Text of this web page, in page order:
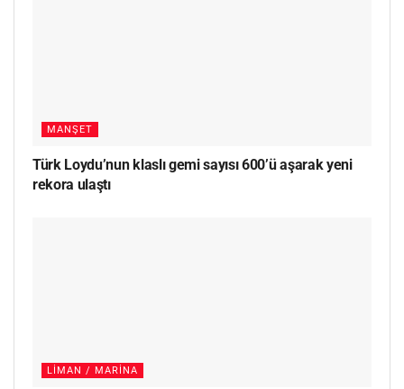
MANŞET
Türk Loydu’nun klaslı gemi sayısı 600’ü aşarak yeni
rekora ulaştı
LIMAN / MARINA